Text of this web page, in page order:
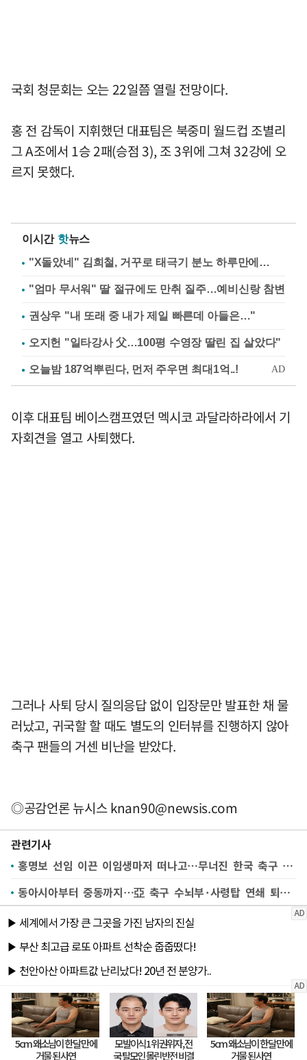
국회 청문회는 오는 22일쯤 열릴 전망이다.
홍 전 감독이 지휘했던 대표팀은 북중미 월드컵 조별리
그 A조에서 1승 2패(승점 3), 조 3위에 그쳐 32강에 오
르지 못했다.
이시간 핫뉴스
"X돌았네" 김희철, 거꾸로 태극기 분노 하루만에…
"엄마 무서워" 딸 절규에도 만취 질주…예비신랑 참변
권상우 "내 또래 중 내가 제일 빠른데 아들은…"
오지헌 "일타강사 父…100평 수영장 딸린 집 살았다"
이후 대표팀 베이스캠프였던 멕시코 과달라하라에서 기
자회견을 열고 사퇴했다.
그러나 사퇴 당시 질의응답 없이 입장문만 발표한 채 물
러났고, 귀국할 할 때도 별도의 인터뷰를 진행하지 않아
축구 팬들의 거센 비난을 받았다.
◎공감언론 뉴시스knan90@newsis.com
관련기사
홍명보 선임 이끈 이임생마저 떠나고…무너진 한국 축구 '덩그러니'
동아시아부터 중동까지…亞 축구 수뇌부·사령탑 연쇄 퇴진[월드컵24시]